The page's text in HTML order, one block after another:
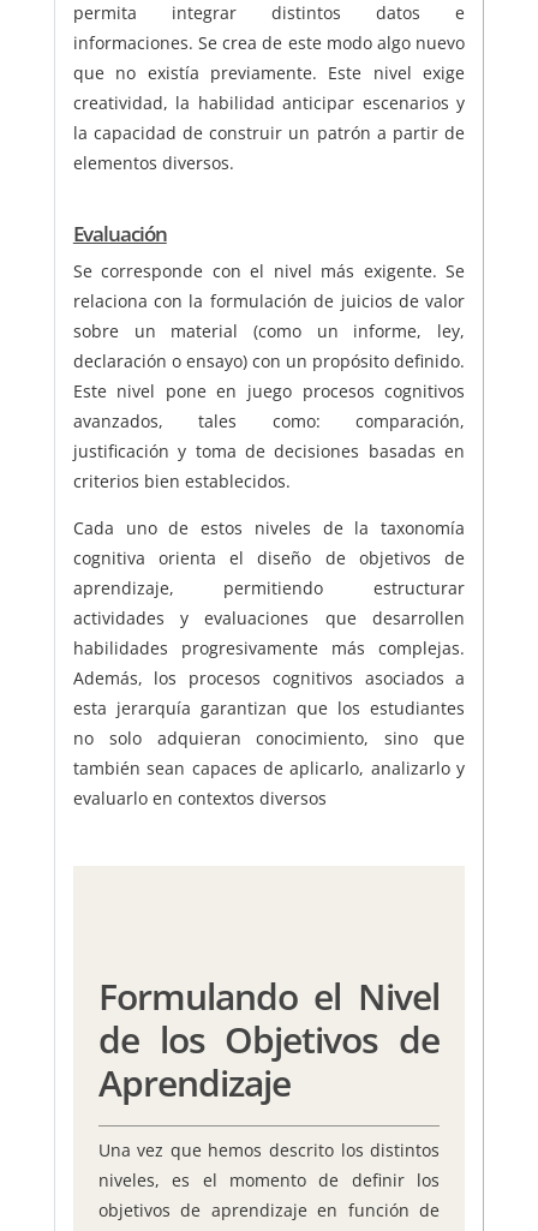
permita integrar distintos datos e
informaciones. Se crea de este modo algo nuevo
que no existía previamente. Este nivel exige
creatividad, la habilidad anticipar escenarios y
la capacidad de construir un patrón a partir de
elementos diversos.
Evaluación
Se corresponde con el nivel más exigente. Se
relaciona con la formulación de juicios de valor
sobre un material (como un informe, ley,
declaración o ensayo) con un propósito definido.
Este nivel pone en juego procesos cognitivos
avanzados, tales como: comparación,
justificación y toma de decisiones basadas en
criterios bien establecidos.
Cada uno de estos niveles de la taxonomía
cognitiva orienta el diseño de objetivos de
aprendizaje, permitiendo estructurar
actividades y evaluaciones que desarrollen
habilidades progresivamente más complejas.
Además, los procesos cognitivos asociados a
esta jerarquía garantizan que los estudiantes
no solo adquieran conocimiento, sino que
también sean capaces de aplicarlo, analizarlo y
evaluarlo en contextos diversos
Formulando el Nivel
de los Objetivos de
Aprendizaje
Una vez que hemos descrito los distintos
niveles, es el momento de definir los
objetivos de aprendizaje en función de